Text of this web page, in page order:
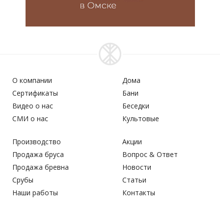
О компании
Сертификаты
Видео о нас
СМИ о нас
Дома
Бани
Беседки
Культовые
Производство
Продажа бруса
Продажа бревна
Срубы
Наши работы
Акции
Вопрос & Ответ
Новости
Статьи
Контакты